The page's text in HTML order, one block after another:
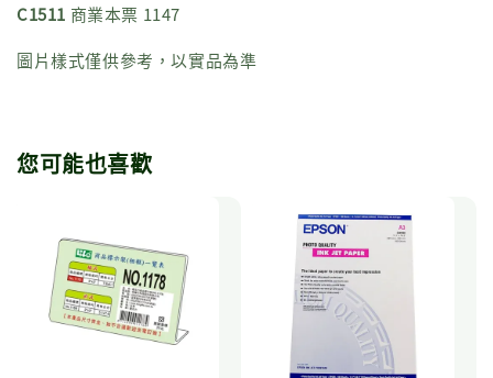
C1511 商業本票 1147
圖片樣式僅供參考，以實品為準
您可能也喜歡